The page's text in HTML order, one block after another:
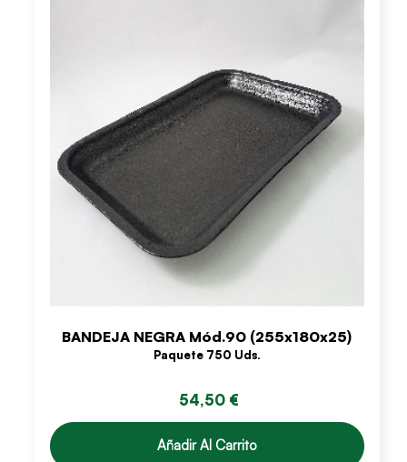
BANDEJA NEGRA Mód.90 (255x180x25)
Paquete 750 Uds.
54,50 €
Añadir Al Carrito